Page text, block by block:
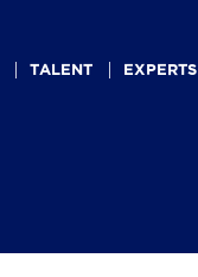
TALENT EXPERTS